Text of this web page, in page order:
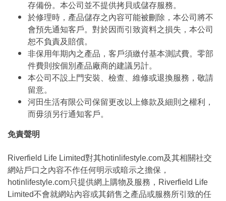
存備份。本公司並不提供拷貝或儲存服務。
於修理時，產品儲存之內容可能被刪除，本公司將不
會預先通知客戶。對於因而引致資料之損失，本公司
恕不負責及賠償。
非保用年期內之產品，客戶須繳付基本測試費。零部
件費則按個別產品廠商的建議另計。
本公司不設上門安裝、檢查、維修或退換服務，敬請
留意。
河田生活有限公司保留更改以上條款及細則之權利，
而毋須另行通知客戶。
免責聲明
Riverfield Life Limited對其hotinlifestyle.com及其相關社交
網站戶口之內容不作任何明示或暗示之擔保，
hotinlifestyle.com只提供網上購物及服務，Riverfield Life
Limited不會就網站內容或其銷售之產品或服務所引致的任